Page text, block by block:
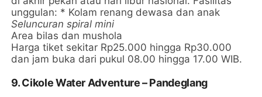
unggulan: * Kolam renang dewasa dan anak
Seluncuran spiral mini
Area bilas dan mushola
Harga tiket sekitar Rp25.000 hingga Rp30.000
dan jam buka dari pukul 08.00 hingga 17.00 WIB.
9. Cikole Water Adventure – Pandeglang